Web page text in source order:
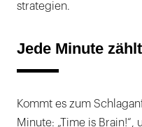
strategien.
Jede Minute zählt
Kommt es zum
Minute: „Time is